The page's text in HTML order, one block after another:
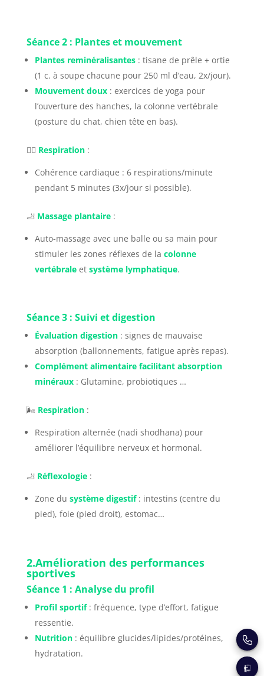
sur
Séance 2 : Plantes et mouvement
Plantes reminéralisantes: tisane de prêle + ortie
(1 c. à soupe chacune pour 250 ml d’eau, 2x/jour).
Mouvement doux: exercices de yoga pour
l’ouverture des hanches, la colonne vertébrale
(posture du chat, chien tête en bas).
🧘‍♀️ Respiration:
Cohérence cardiaque : 6 respirations/minute
pendant 5 minutes (3x/jour si possible).
🦶 Massage plantaire:
Auto-massage avec une balle ou sa main pour
stimuler les zones réflexes de la colonne
vertébraleet système lymphatique.
Séance 3 : Suivi et digestion
Évaluation digestion: signes de mauvaise
absorption (ballonnements, fatigue après repas).
Complément alimentaire facilitant absorption
minéraux: Glutamine, probiotiques …
🌬️ Respiration:
Respiration alternée (nadi shodhana) pour
améliorer l’équilibre nerveux et hormonal.
🦶 Réflexologie:
Zone du système digestif: intestins (centre du
pied), foie (pied droit), estomac…
2.Amélioration des performances
sportives
Séance 1 : Analyse du profil
Profil sportif: fréquence, type d’effort, fatigue
ressentie.
Nutrition: équilibre glucides/lipides/protéines,
hydratation.